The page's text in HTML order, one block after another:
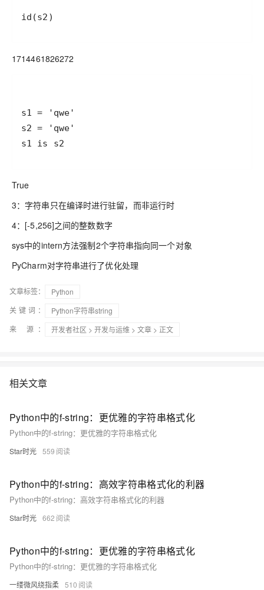
id(s2)
1714461826272
s1 is s2
True
3：字符串只在编译时进行驻留，而非运行时
4：[-5,256]之间的整数数字
sys中的intern方法强制2个字符串指向同一个对象
PyCharm对字符串进行了优化处理
文章标签：
Python
关键词：
Python字符串string
来 源：
开发者社区 > 开发与运维 > 文章 > 正文
相关文章
Python中的f-string：更优雅的字符串格式化
Python中的f-string：更优雅的字符串格式化
Star时光 559
Python中的f-string：高效字符串格式化的利器
Python中的f-string：高效字符串格式化的利器
Star时光 662
Python中的f-string：更优雅的字符串格式化
Python中的f-string：更优雅的字符串格式化
一缕微风绕指柔 510